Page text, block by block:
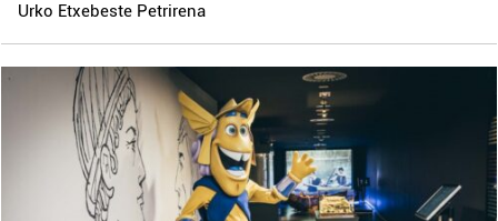
Urko Etxebeste Petrirena